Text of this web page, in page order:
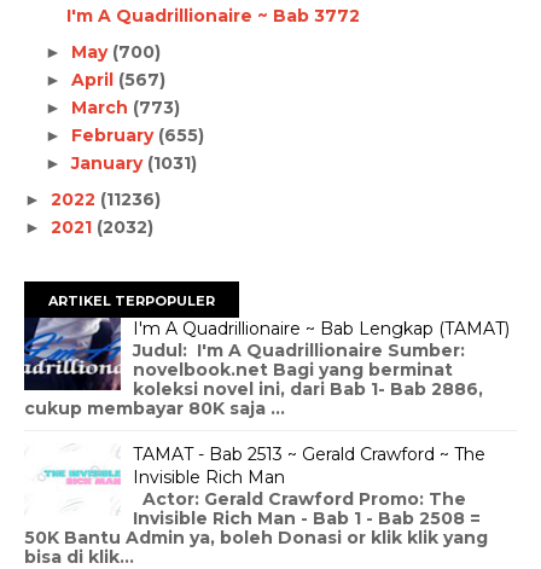
I'm A Quadrillionaire ~ Bab 3772
► May (700)
► April (567)
► March (773)
► February (655)
►January (1031)
► 2022 (11236)
► 2021 (2032)
ARTIKEL TERPOPULER
I'm A Quadrillionaire ~ Bab Lengkap (TAMAT)
Judul: I'm A Quadrillionaire Sumber:
novelbook.net Bagi yang berminat
koleksi novel ini, dari Bab 1- Bab 2886,
cukup membayar 80K saja ...
TAMAT - Bab 2513 ~ Gerald Crawford ~ The
Invisible Rich Man
Actor: Gerald Crawford Promo: The
Invisible Rich Man - Bab 1 - Bab 2508 =
50K Bantu Admin ya, boleh Donasi or klik klik yang
bisa di klik...